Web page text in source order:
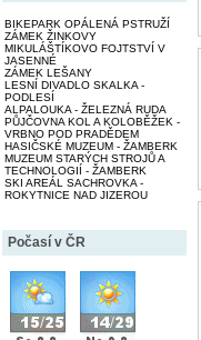
BIKEPARK OPÁLENÁ PSTRUŽÍ
ZÁMEK ŽINKOVY
MIKULÁŠTÍKOVO FOJTSTVÍ V
JASENNÉ
ZÁMEK LEŠANY
LESNÍ DIVADLO SKALKA -
PODLESÍ
ALPALOUKA - ŽELEZNÁ RUDA
PŮJČOVNA KOL A KOLOBĚŽEK -
VRBNO POD PRADĚDEM
HASIČSKÉ MUZEUM - ŽAMBERK
MUZEUM STARÝCH STROJŮ A
TECHNOLOGIÍ - ŽAMBERK
SKI AREÁL SACHROVKA -
ROKYTNICE NAD JIZEROU
Počasí v ČR